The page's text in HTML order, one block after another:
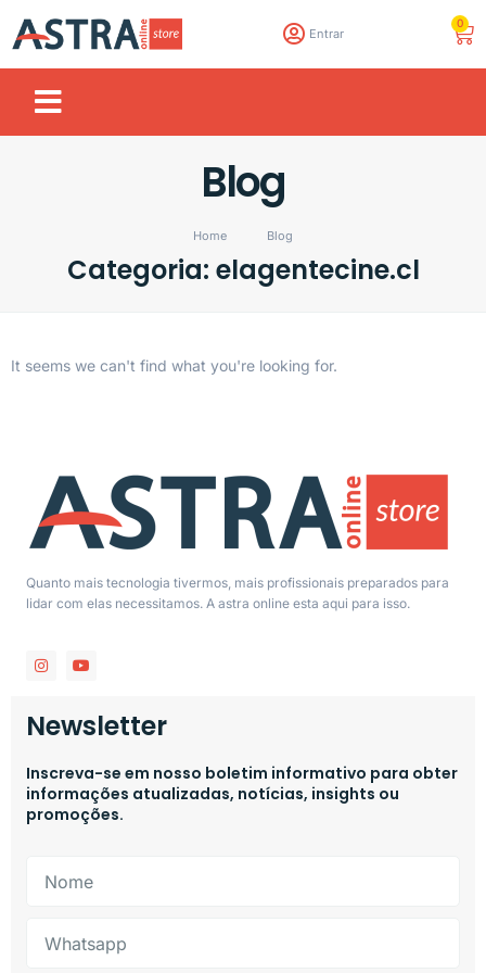
Entrar
0
Blog
Home Blog
Categoria: elagentecine.cl
It seems we can't find what you're looking for.
Quanto mais tecnologia tivermos, mais profissionais preparados para
lidar com elas necessitamos. A astra online esta aqui para isso.
Newsletter
Inscreva-se em nosso boletim informativo para obter
informações atualizadas, notícias, insights ou
promoções.